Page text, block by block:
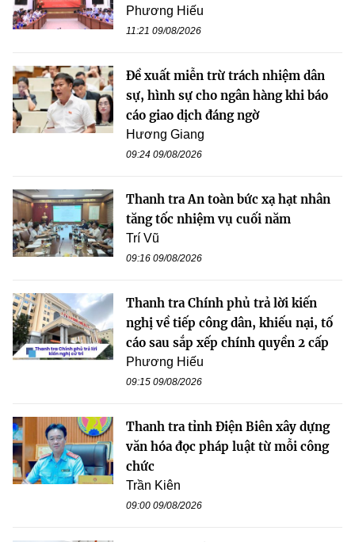
Phương Hiếu
11:21 09/08/2026
Đề xuất miễn trừ trách nhiệm dân
sự, hình sự cho ngân hàng khi báo
cáo giao dịch đáng ngờ
Hương Giang
09:24 09/08/2026
Thanh tra An toàn bức xạ hạt nhân
tăng tốc nhiệm vụ cuối năm
Trí Vũ
09:16 09/08/2026
Thanh tra Chính phủ trả lời kiến
nghị về tiếp công dân, khiếu nại, tố
cáo sau sắp xếp chính quyền 2 cấp
Phương Hiếu
09:15 09/08/2026
Thanh tra tỉnh Điện Biên xây dựng
văn hóa đọc pháp luật từ mỗi công
chức
Trần Kiên
09:00 09/08/2026